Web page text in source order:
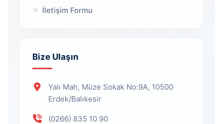
İletişim Formu
Bize Ulaşın
Yalı Mah, Müze Sokak No:9A, 10500
Erdek/Balıkesir
(0266) 835 10 90